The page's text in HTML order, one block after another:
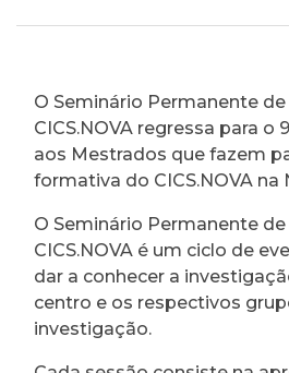
O Seminário Permanente
CICS.NOVA regressa para o
aos Mestrados que fazem
formativa do CICS.NOVA na
O Seminário Permanente
CICS.NOVA é um ciclo de
dar a conhecer a
centro e os respectivos
investigação.